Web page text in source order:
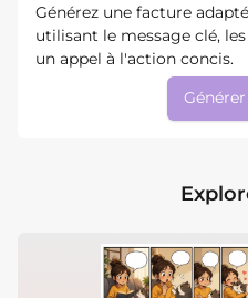
Générez une facture
utilisant le message clé,
un appel à l'action concis.